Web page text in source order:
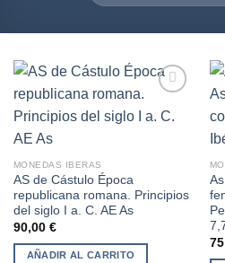
MONEDAS IBERAS
AS de Cástulo Época
republicana romana. Principios
del siglo I a. C. AE As
90,00 €
AÑADIR AL CARRITO